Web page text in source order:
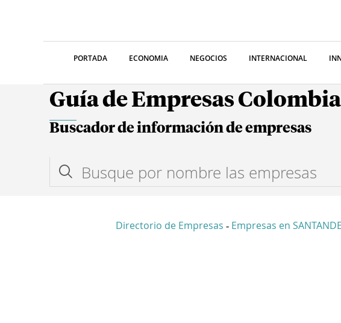
PORTADA ECONOMIA NEGOCIOS INTERNACIONAL
Guía de Empresas
Buscador de información de empresas
Directorio de Empresas - Empresas en